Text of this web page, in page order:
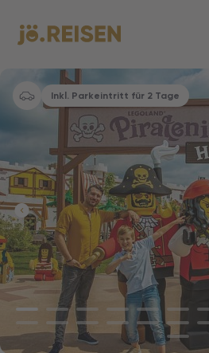
Inkl. Parkeintritt für 2 Tage